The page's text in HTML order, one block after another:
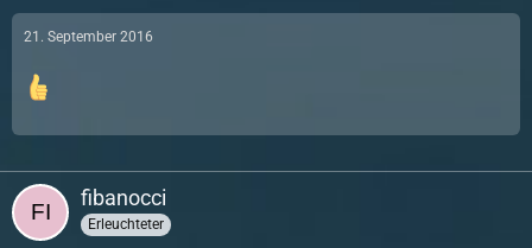
21. September 2016
fibanocci
Erleuchteter